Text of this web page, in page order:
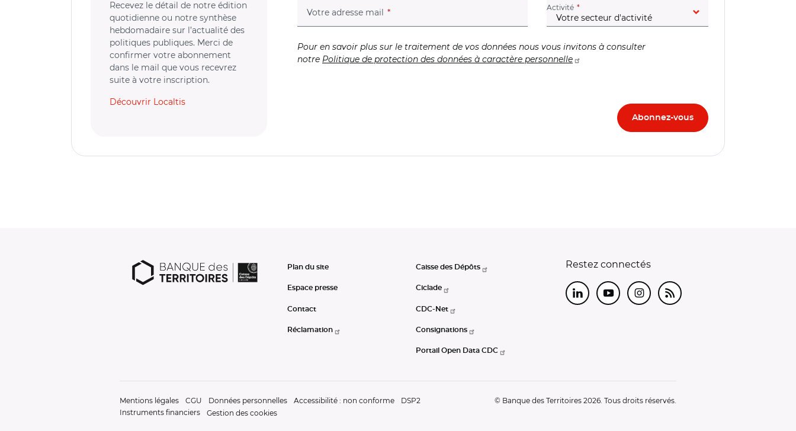
Recevez le détail de notre édition
quotidienne ou notre synthèse
hebdomadaire sur l’actualité des
politiques publiques. Merci de
confirmer votre abonnement
dans le mail que vous recevrez
suite à votre inscription.
Découvrir Localtis
Votre adresse mail (champ obligatoire) Activité (champ obligatoire)
Pour en savoir plus sur le traitement de vos données nous vous invitons à consulter
notre Politique de protection des données à caractère personnelle
Plan du site
Espace presse
Contact
Réclamation
Caisse des Dépôts
Ciclade
CDC-Net
Consignations
Portail Open Data CDC
Restez connectés
LinkedInYoutubeInstagram
RSS
Mentions légales CGU Données personnelles Accessibilité : non conforme
DSP2
Instruments financiers
Gestion des cookies
© Banque des Territoires 2026. Tous droits réservés.